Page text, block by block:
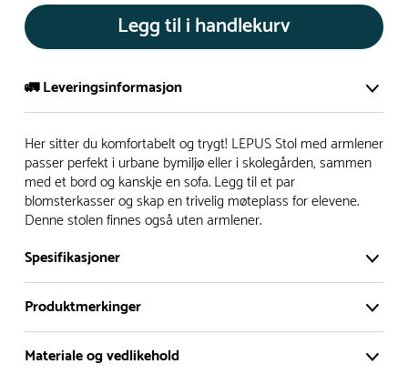
Legg til i handlekurv
🚛 Leveringsinformasjon
De aller fleste av våre lekeapparat produseres på bestilling.
Leveringstid på bestillingsvarer vil være 8+ uker.
I høysesong må lengre leveringstid påregnes.
Rask levering
Hos oss finner du flere produkter merket ‘Rask Levering’.
Dette er produkter som normalt sett er bestillingsvarer,
men hos oss er de lagervare.
Her sitter du komfortabelt og trygt! LEPUS Stol med armlener
passer perfekt i urbane bymiljø eller i skolegården, sammen
med et bord og kanskje en sofa. Legg til et par
blomsterkasser og skap en trivelig møteplass for elevene.
Denne stolen finnes også uten armlener.
Spesifikasjoner
Produktmerkinger
Materiale og vedlikehold